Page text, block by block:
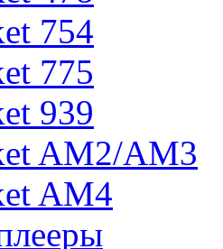
754
775
939
AM2/AM3
AM4